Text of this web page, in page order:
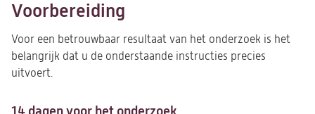
Voorbereiding
Voor een betrouwbaar resultaat van het onderzoek is het
belangrijk dat u de onderstaande instructies precies
uitvoert.